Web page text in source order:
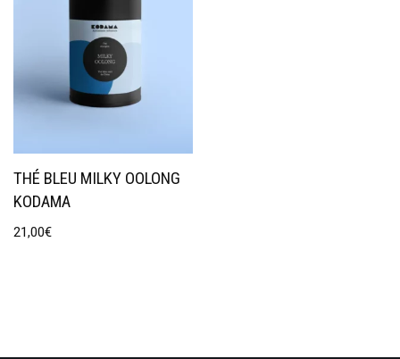
THÉ BLEU MILKY OOLONG
KODAMA
21,00€